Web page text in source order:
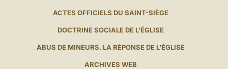
ACTES OFFICIELS DU SAINT-SIÈGE
DOCTRINE SOCIALE DE L'ÉGLISE
ABUS DE MINEURS. LA RÉPONSE DE L'ÉGLISE
ARCHIVES WEB